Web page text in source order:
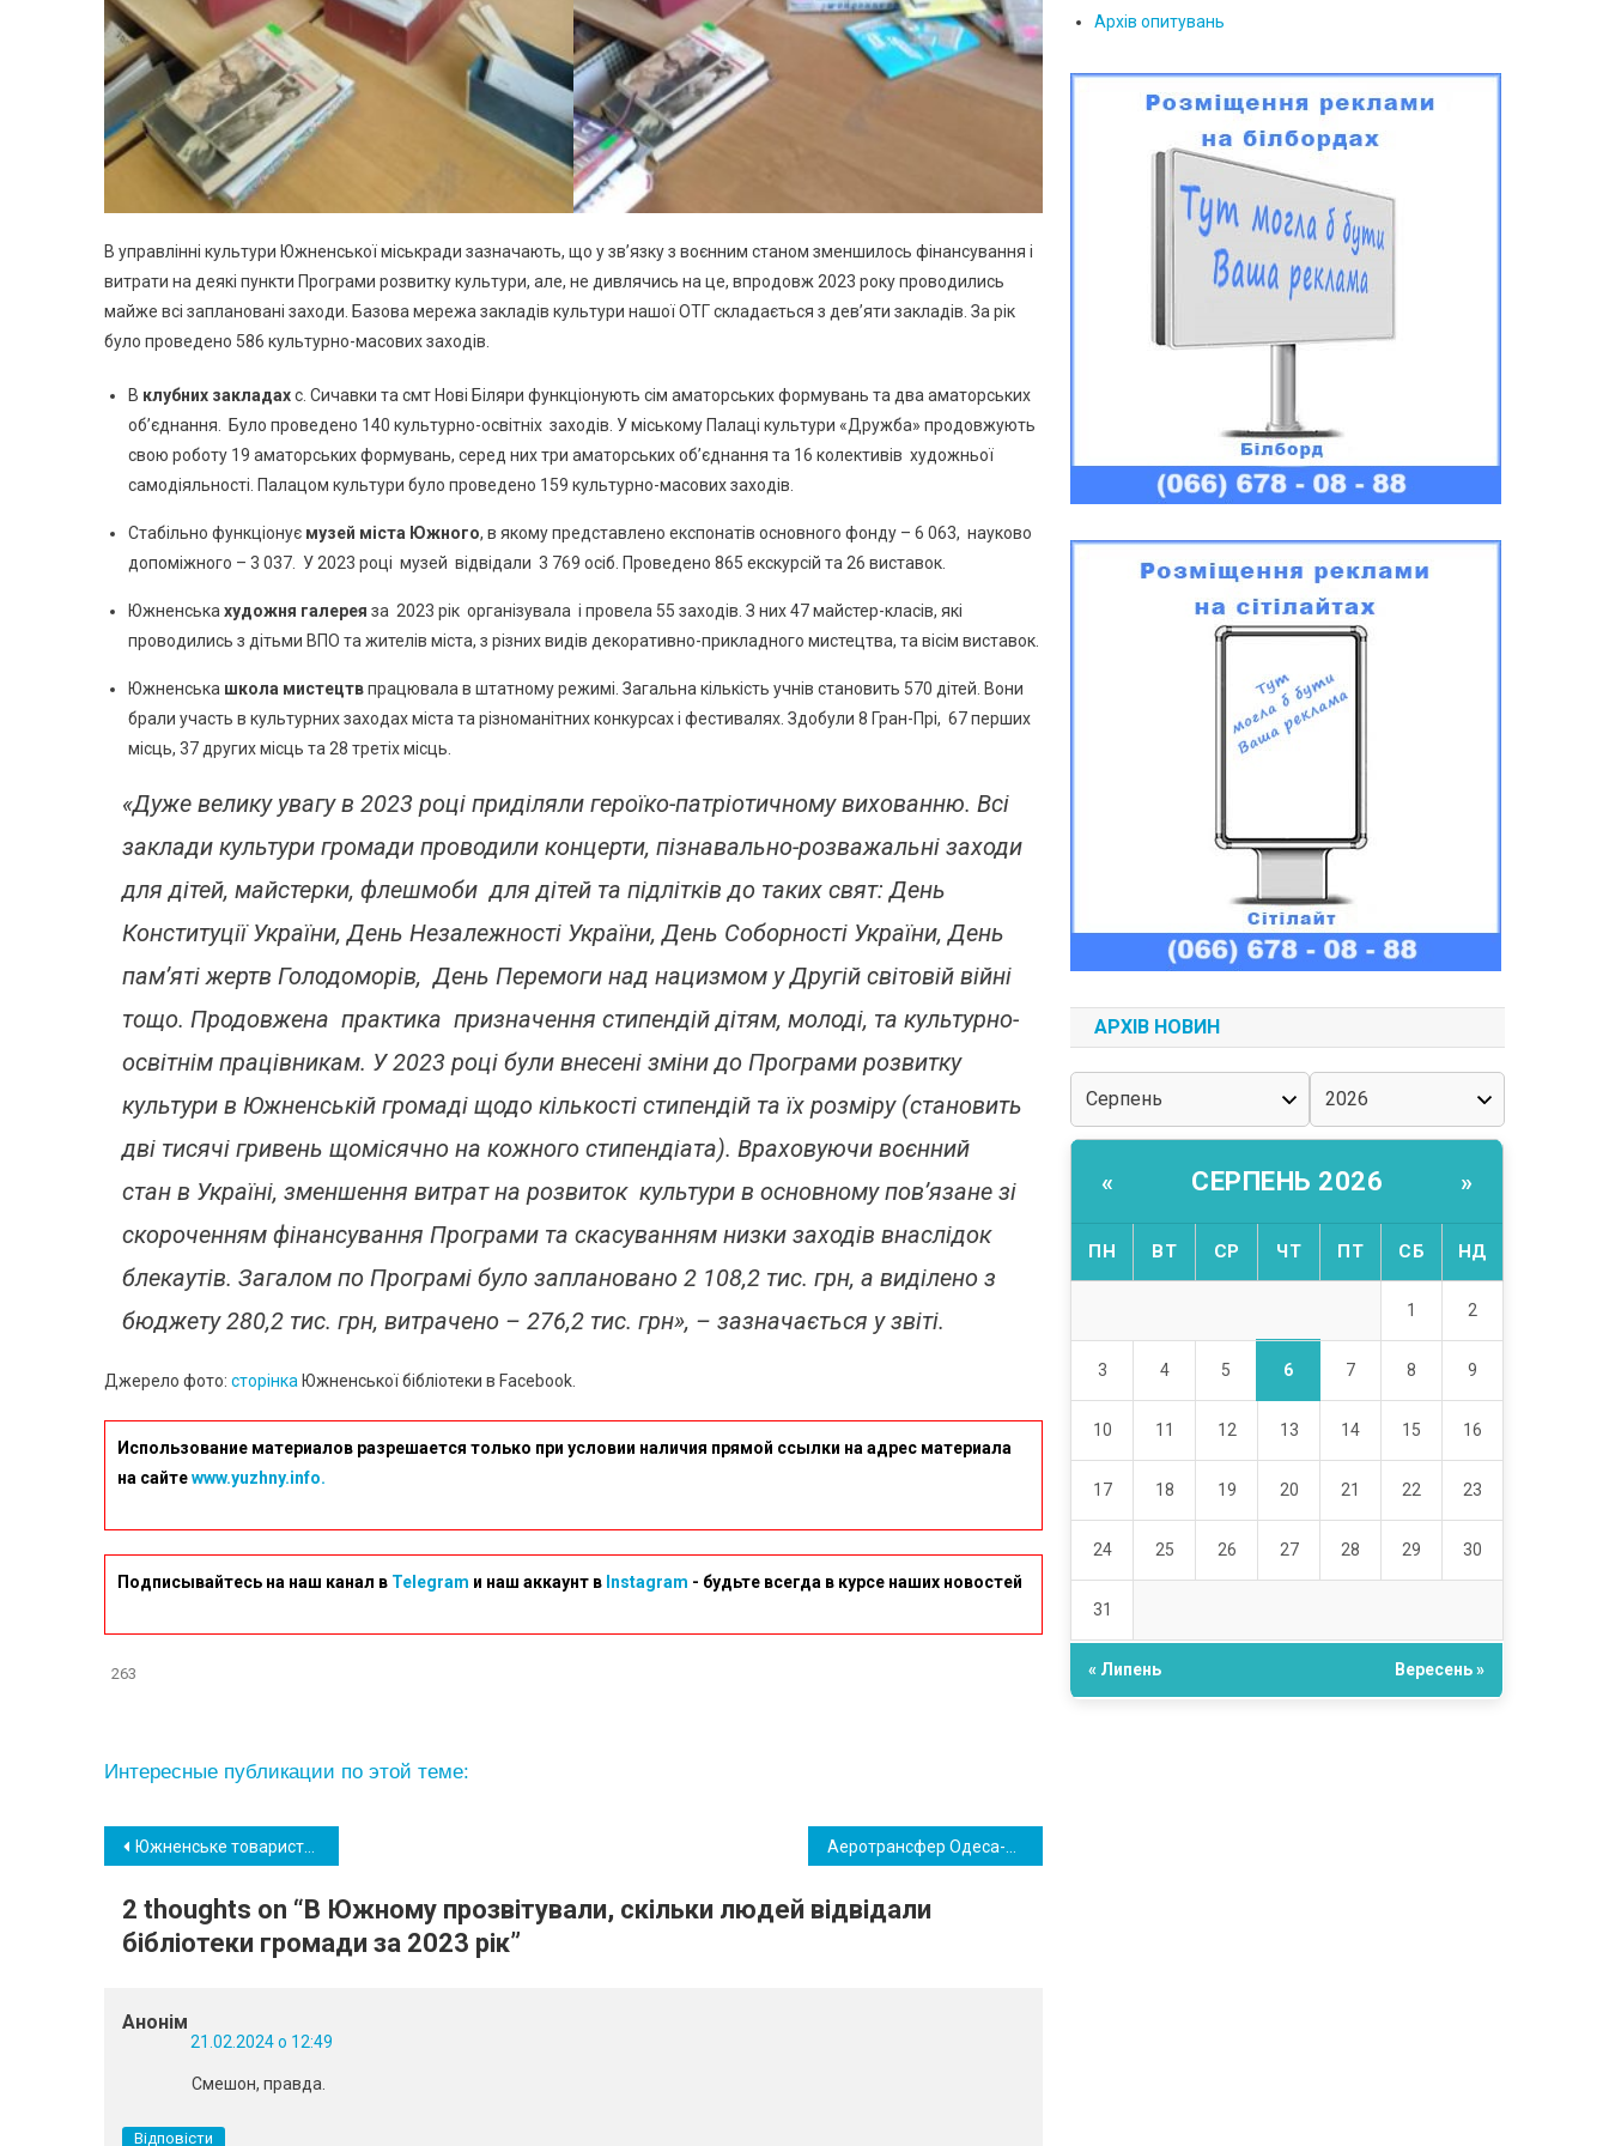
В управлінні культури Южненської міськради зазначають, що у зв’язку з воєнним станом зменшилось фінансування і
витрати на деякі пункти Програми розвитку культури, але, не дивлячись на це, впродовж 2023 року проводились
майже всі заплановані заходи. Базова мережа закладів культури нашої ОТГ складається з дев’яти закладів. За рік
було проведено 586 культурно-масових заходів.
В клубних закладахс. Сичавки та смт Нові Біляри функціонують сім аматорських формувань та два аматорських
об’єднання. Було проведено 140 культурно-освітніх заходів. У міському Палаці культури «Дружба» продовжують
свою роботу 19 аматорських формувань, серед них три аматорських об’єднання та 16 колективів художньої
самодіяльності. Палацом культури було проведено 159 культурно-масових заходів.
Стабільно функціонує музей міста Южного, в якому представлено експонатів основного фонду – 6 063, науково
допоміжного – 3 037. У 2023 році музей відвідали 3 769 осіб. Проведено 865 екскурсій та 26 виставок.
Южненська художня галерея за 2023 рік організувала і провела 55 заходів. З них 47 майстер-класів, які
проводились з дітьми ВПО та жителів міста, з різних видів декоративно-прикладного мистецтва, та вісім виставок.
Южненська школа мистецтвпрацювала в штатному режимі. Загальна кількість учнів становить 570 дітей. Вони
брали участь в культурних заходах міста та різноманітних конкурсах і фестивалях. Здобули 8 Гран-Прі, 67 перших
місць, 37 других місць та 28 третіх місць.
«Дуже велику увагу в 2023 році приділяли героїко-патріотичному вихованню. Всі
заклади культури громади проводили концерти, пізнавально-розважальні заходи
для дітей, майстерки, флешмоби для дітей та підлітків до таких свят: День
Конституції України, День Незалежності України, День Соборності України, День
пам’яті жертв Голодоморів, День Перемоги над нацизмом у Другій світовій війні
тощо. Продовжена практика призначення стипендій дітям, молоді, та культурно-
освітнім працівникам. У 2023 році були внесені зміни до Програми розвитку
культури в Южненській громаді щодо кількості стипендій та їх розміру (становить
дві тисячі гривень щомісячно на кожного стипендіата). Враховуючи воєнний
стан в Україні, зменшення витрат на розвиток культури в основному пов’язане зі
скороченням фінансування Програми та скасуванням низки заходів внаслідок
блекаутів. Загалом по Програмі було заплановано 2 108,2 тис. грн, а виділено з
бюджету 280,2 тис. грн, витрачено – 276,2 тис. грн», – зазначається у звіті.
Джерело фото: сторінка Южненської бібліотеки в Facebook.
Использование материалов разрешается только при условии наличия прямой ссылки на адрес материала
на сайтеwww.yuzhny.info.
Подписывайтесь на наш канал в Telegram и наш аккаунт в Instagram - будьте всегда в курсе наших новостей
263
Интересные публикации по этой теме:
Навігація
записів
Южненське товариство захисту тварин отримало чергову допомогу від благодійників
2 thoughts on “В Южному прозвітували, скільки людей відвідали
бібліотеки громади за 2023 рік”
Анонім
21.02.2024 о 12:49
Смешон, правда.
Відповісти
Архів опитувань
АРХІВ НОВИН
« СЕРПЕНЬ 2026 »
ПН ВТ СР ЧТ ПТ СБ НД
1 2
3 4 5 6 7 8 9
10 11 12 13 14 15 16
17 18 19 20 21 22 23
24 25 26 27 28 29 30
31
« Липень Вересень »